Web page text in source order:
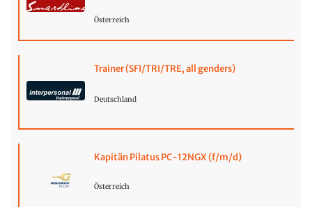
Österreich
Trainer (SFI/TRI/TRE, all genders)
Deutschland
Kapitän Pilatus PC-12NGX (f/m/d)
Österreich